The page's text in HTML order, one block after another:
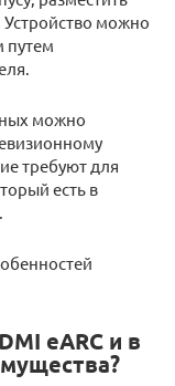
можно
путем
можно
требуют для
есть в
eARC и в